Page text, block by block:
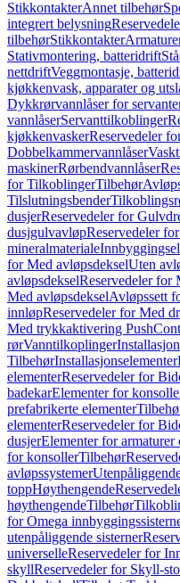
StikkontakterAnnet tilbehør
integrert belysning
tilbehørStikkontakter
Stativmontering, batteridrift
nettdriftVeggmontasje,
kjøkkenvask, apparater og
Dykkrørvannlåser for
vannlåserServanttilkoblinger
kjøkkenvaskerReservedeler
Dobbelkammervannlåser
maskinerRørbendvannlåser
for TilkoblingerTilbehør
Tilslutningsbender
dusjerReservedeler for
dusjgulvavløpReservedeler
mineralmateriale
for Med avløpsdekselUten
avløpsdekselReservedeler for
Med avløpsdekselAvløpssett
innløpReservedeler for Med
Med trykkaktivering
rørVanntilkoplinger
TilbehørInstallasjonselementer
elementerReservedeler for
badekarElementer for
prefabrikerte elementer
elementerReservedeler for
dusjerElementer for armaturer
for konsollerTilbehør
avløpssystemer
toppHøythengende
høythengendeTilbehør
for Omega
utenpåliggende sisterner
universelleReservedeler for
skyllReservedeler for Skyll-